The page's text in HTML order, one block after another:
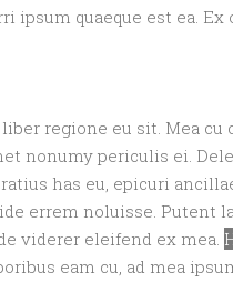
ipsum quaeque est ea.
regione eu sit. Mea cu
nonumy periculis ei.
has eu, epicuri
errem noluisse. Putent
viderer eleifend ex mea.
eam cu, ad mea